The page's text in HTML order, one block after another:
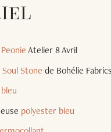
PeonieAtelier 8 Avril
Stone de Bohélie Fabrics
polyester bleu